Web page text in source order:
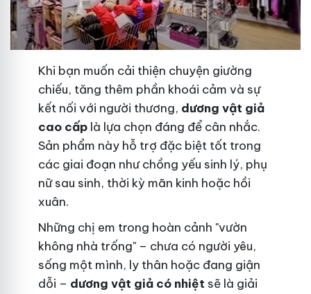
Khi bạn muốn cải thiện chuyện giường
chiếu, tăng thêm phần khoái cảm và sự
kết nối với người thương, dương vật giả
cao cấp là lựa chọn đáng để cân nhắc.
Sản phẩm này hỗ trợ đặc biệt tốt trong
các giai đoạn như chồng yếu sinh lý, phụ
nữ sau sinh, thời kỳ mãn kinh hoặc hồi
xuân.
Những chị em trong hoàn cảnh "vườn
không nhà trống" – chưa có người yêu,
sống một mình, ly thân hoặc đang giận
dỗi – dương vật giả có nhiệt sẽ là giải